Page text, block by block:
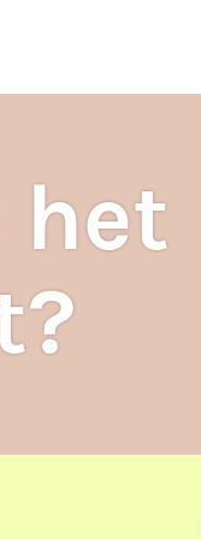
het